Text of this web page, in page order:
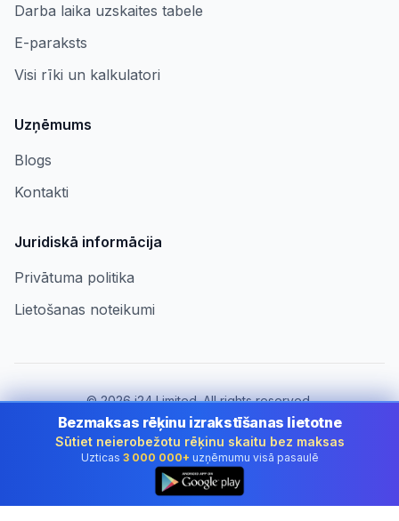
Darba laika uzskaites tabele
E-paraksts
Visi rīki un kalkulatori
Uzņēmums
Blogs
Kontakti
Juridiskā informācija
Privātuma politika
Lietošanas noteikumi
©2026i24 Limited. All rights reserved.
Uzņēmumiem Latvia
Mainīt valsti:
Latvia
Bezmaksas rēķinu izrakstīšanas lietotne
Sūtiet neierobežotu rēķinu skaitu bez maksas
Uzticas 3 000 000+ uzņēmumu visā pasaulē